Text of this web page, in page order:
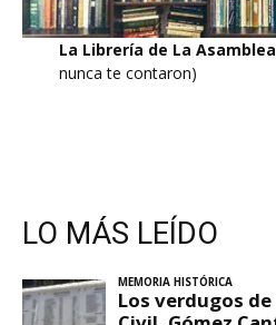
La Librería de La Asamblea
nunca te contaron)
LO MÁS LEÍDO